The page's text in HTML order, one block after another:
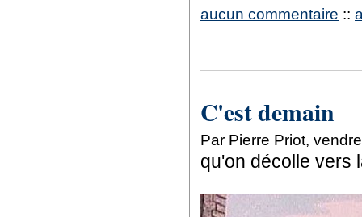
aucun commentaire ::
C'est demain
Par Pierre Priot,
qu'on décolle vers